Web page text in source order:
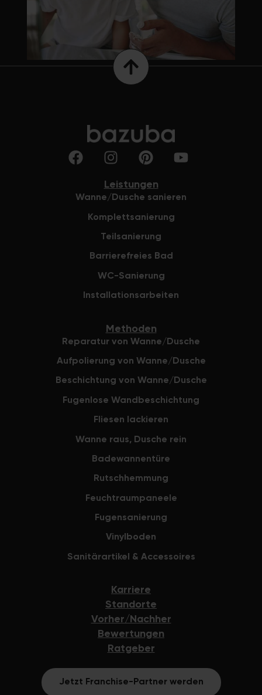
Leistungen
Wanne/Dusche sanieren
Komplettsanierung
Teilsanierung
Barrierefreies Bad
WC-Sanierung
Installationsarbeiten
Methoden
Reparatur von Wanne/Dusche
Aufpolierung von Wanne/Dusche
Beschichtung von Wanne/Dusche
Fugenlose Wandbeschichtung
Fliesen lackieren
Wanne raus, Dusche rein
Badewannentüre
Rutschhemmung
Feuchtraumpaneele
Fugensanierung
Vinylboden
Sanitärartikel & Accessoires
Karriere
Standorte
Vorher/Nachher
Bewertungen
Ratgeber
Jetzt Franchise-Partner werden